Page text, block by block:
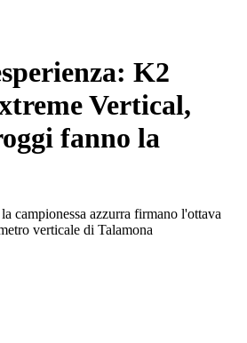
K2
Vertical,
fanno la
campionessa azzurra firmano l'ottava
verticale di Talamona